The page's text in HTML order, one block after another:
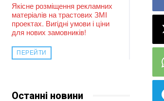
Якісне розміщення рекламних
матеріалів на трастових ЗМІ
проектах. Вигідні умови і ціни
для нових замовників!
ПЕРЕЙТИ
Останні новини